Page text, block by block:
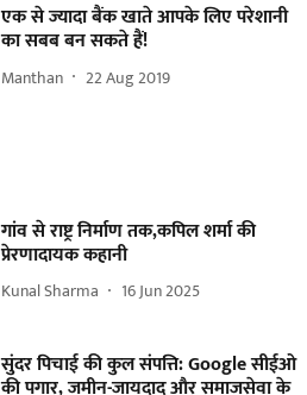
एक से ज्यादा बैंक खाते आपके लिए परेशानी
का सबब बन सकते हैं!
Manthan 22 Aug 2019
गांव से राष्ट्र निर्माण तक,कपिल शर्मा की
प्रेरणादायक कहानी
Kunal Sharma 16 Jun 2025
सुंदर पिचाई की कुल संपत्ति: Google सीईओ
की पगार, जमीन-जायदाद और समाजसेवा के